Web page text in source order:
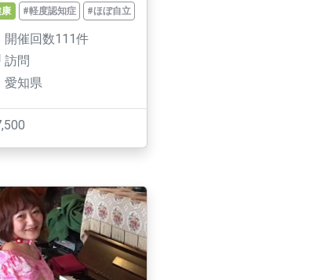
#軽度認知症 #ほぼ自立
開催回数111件
訪問
愛知県